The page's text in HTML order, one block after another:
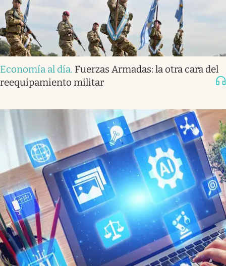
Economía al día. Fuerzas Armadas: la otra cara del
reequipamiento militar